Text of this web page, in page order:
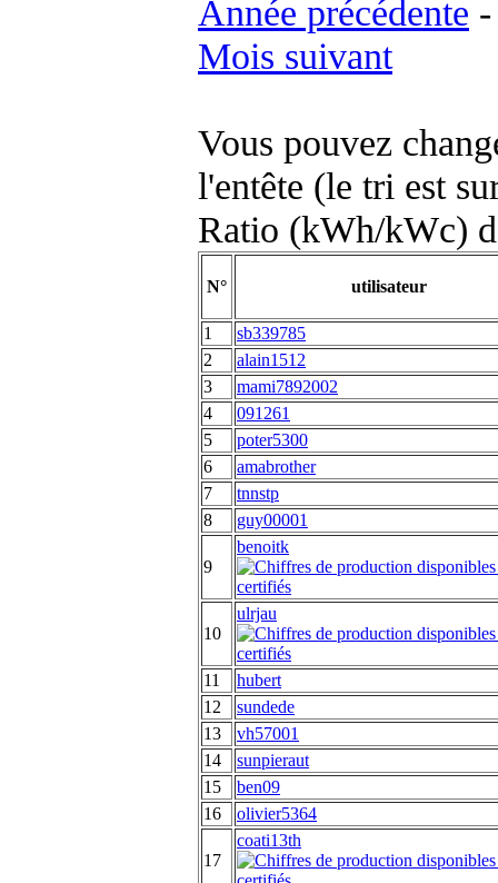
Année précédente -
Mois suivant
Vous pouvez
l'entête (le tri est
Ratio (kWh/kWc)
N° utilisateur
1
sb339785
2
alain1512
3
mami7892002
4
091261
5
poter5300
6
amabrother
7
tnnstp
8
guy00001
9
benoitk
10
ulrjau
11
hubert
12
sundede
13
vh57001
14
sunpieraut
15
ben09
16
olivier5364
17
coati13th